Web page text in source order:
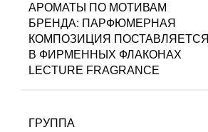
АРОМАТЫ ПО МОТИВАМ
БРЕНДА: ПАРФЮМЕРНАЯ
КОМПОЗИЦИЯ ПОСТАВЛЯЕТСЯ
В ФИРМЕННЫХ ФЛАКОНАХ
LECTURE FRAGRANCE
ГРУППА